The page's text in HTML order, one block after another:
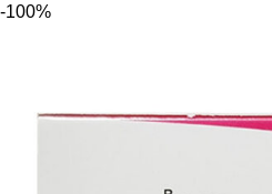
-100%